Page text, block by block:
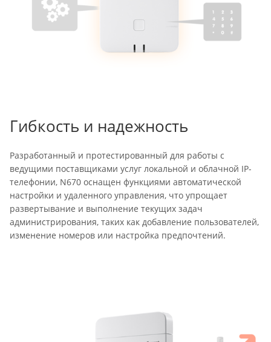
Гибкость и надежность
Разработанный и протестированный для работы с
ведущими поставщиками услуг локальной и облачной IP-
телефонии, N670 оснащен функциями автоматической
настройки и удаленного управления, что упрощает
развертывание и выполнение текущих задач
администрирования, таких как добавление пользователей,
изменение номеров или настройка предпочтений.